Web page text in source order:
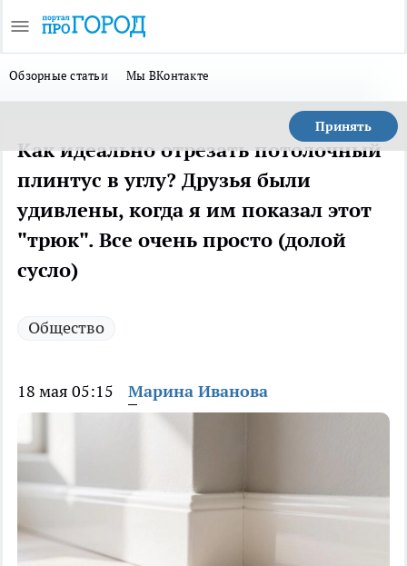
Обзорные статьи Мы ВКонтакте
Принять
Как идеально отрезать потолочный
плинтус в углу? Друзья были
удивлены, когда я им показал этот
"трюк". Все очень просто (долой
сусло)
Общество
18 мая 05:15 Марина Иванова